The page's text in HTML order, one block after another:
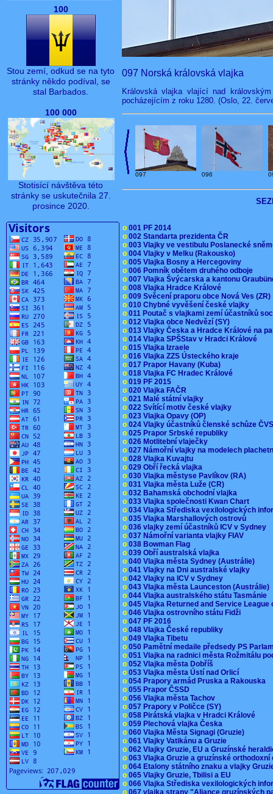
100
Stou zemí, odkud se na tyto
stránky někdo podíval, se
stal Barbados.
100 000
Stotisící návštěva této
stránky se uskutečnila 27.
prosince 2020.
097 Norská královská vlajka
Královská vlajka vlající nad
pocházejícím z roku 1280. (Oslo, 22.
097 096
o 001 PF 2014
o 002 Standarta prezidenta ČR
o 003 Vlajky ve vestibulu Poslanecké
o 004 Vlajky v Melku (Rakousko)
o 005 Vlajka Bosny a Hercegoviny
o 006 Pomník obětem druhého odboje
o 007 Vlajka Švýcarska a kantonu
o 008 Vlajka Hradce Králové
o 009 Svěcení praporu obce Nová Ves
o 010 Chybné vyvěšení české vlajky
o 011 Poutač s vlajkami zemí účastníků
o 012 Vlajka obce Nedvězí (SY)
o 013 Vlajky Česka a Hradce Králové na
o 014 Vlajka SPŠStav v Hradci Králové
o 015 Vlajka Izraele
o 016 Vlajka ZZS Ústeckého kraje
o 017 Prapor Havany (Kuba)
o 018 Vlajka FC Hradec Králové
o 019 PF 2015
o 020 Vlajka FAČR
o 021 Malé státní vlajky
o 022 Svítící motiv české vlajky
o 023 Vlajka Opavy (OP)
o 024 Vlajky účastníků členské schůze
o 025 Prapor Srbské republiky
o 026 Motlitební vlaječky
o 027 Námořní vlajky na modelech
o 028 Vlajka Kuvajtu
o 029 Obří řecká vlajka
o 030 Vlajka městyse Pavlíkov (RA)
o 031 Vlajka města Luže (CR)
o 032 Bahamská obchodní vlajka
o 033 Vlajka společnosti Kwan Chart
o 034 Vlajka Střediska vexilologických
o 035 Vlajka Marshallových ostrovů
o 036 vlajky zemí účastníků ICV v Sydney
o 037 Námořní varianta vlajky FIAV
o 038 Bowman Flag
o 039 Obří australská vlajka
o 040 Vlajka města Sydney (Austrálie)
o 041 Vlajky na Dni australské vlajky
o 042 Vlajky na ICV v Sydney
o 043 Vlajka města Launceston (Austrálie)
o 044 Vlajka australského státu Tasmánie
o 045 Vlajka Returned and Service
o 046 Vlajka ostrovního státu Fidži
o 047 PF 2016
o 048 Vlajka České republiky
o 049 Vlajka Tibetu
o 050 Pamětní medaile předsedy PS
o 051 Vlajka na radnici města Rožmitálu
o 052 Vlajka města Dobříš
o 053 Vlajka města Ústí nad Orlicí
o 054 Prapory armád Pruska a Rakouska
o 055 Prapor ČSSD
o 056 Vlajka města Tachov
o 057 Prapory v Poličce (SY)
o 058 Pirátská vlajka v Hradci Králové
o 059 Plechová vlajka Česka
o 060 Vlajka Města Signagi (Gruzie)
o 061 Vlajky Vatikánu a Gruzie
o 062 Vlajky Gruzie, EU a Gruzínské
o 063 Vlajka Gruzie a gruzínské
o 064 Etalony státního znaku a vlajky
o 065 Vlajky Gruzie, Tbilisi a EU
o 066 Vlajka Střediska vexilologických
o 067 vlajka strany "Aliance gruzínských